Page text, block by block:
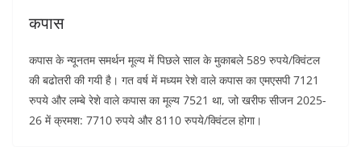
कपास
कपास के न्यूनतम समर्थन मूल्य में पिछले साल के मुकाबले 589 रुपये/क्विंटल
की बढोतरी की गयी है। गत वर्ष में मध्यम रेशे वाले कपास का एमएसपी 7121
रुपये और लम्बे रेशे वाले कपास का मूल्य 7521 था, जो खरीफ सीजन 2025-
26 में क्रमश: 7710 रुपये और 8110 रुपये/क्विंटल होगा।